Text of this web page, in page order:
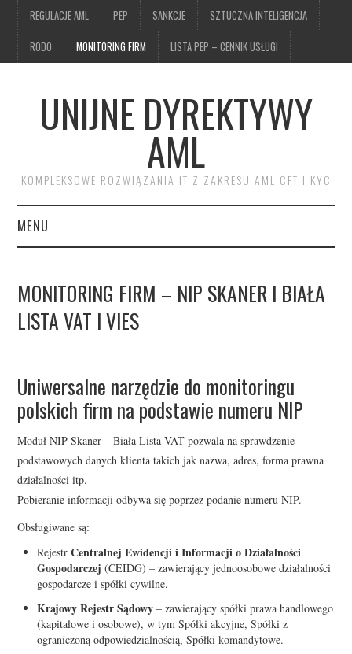
REGULACJE AML PEP SANKCJE SZTUCZNA INTELIGENCJA
RODO MONITORING FIRM LISTA PEP – CENNIK USŁUGI
UNIJNE DYREKTYWY
AML
KOMPLEKSOWE ROZWIĄZANIA IT Z ZAKRESU AML CFT I KYC
MENU
PRODUKTY
LISTA PEP – BEZPŁATNY
TEST
MONITORING FIRM – NIP SKANER I BIAŁA
LISTA VAT I VIES
Uniwersalne narzędzie do monitoringu
polskich firm na podstawie numeru NIP
Moduł NIP Skaner – Biała Lista VAT pozwala na sprawdzenie
podstawowych danych klienta takich jak nazwa, adres, forma prawna
działalności itp.
Pobieranie informacji odbywa się poprzez podanie numeru NIP.
Obsługiwane są:
RejestrCentralnej Ewidencji i Informacji o Działalności
Gospodarczej (CEIDG) – zawierający jednoosobowe działalności
gospodarcze i spółki cywilne.
Krajowy Rejestr Sądowy – zawierający spółki prawa handlowego
(kapitałowe i osobowe), w tym Spółki akcyjne, Spółki z
ograniczoną odpowiedzialnością, Spółki komandytowe.